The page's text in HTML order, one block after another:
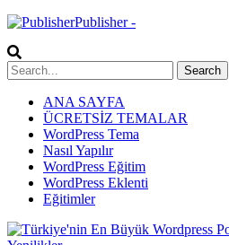
Publisher -
ANA SAYFA
ÜCRETSİZ TEMALAR
WordPress Tema
Nasıl Yapılır
WordPress Eğitim
WordPress Eklenti
Eğitimler